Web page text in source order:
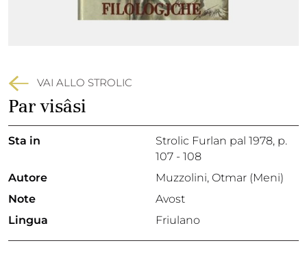
VAI ALLO STROLIC
Par visâsi
Sta in Strolic Furlan pal 1978, p.
107 - 108
Autore
Muzzolini, Otmar (Meni)
Note
Avost
Lingua
Friulano